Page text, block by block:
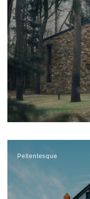
Pellentesque